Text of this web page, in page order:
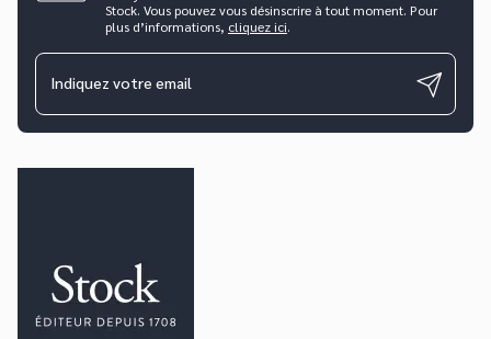
Stock. Vous pouvez vous désinscrire à tout moment. Pour
plus d’informations, cliquez ici.
Indiquez votre email